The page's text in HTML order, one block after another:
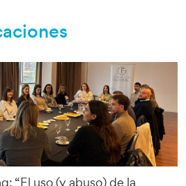
“El uso (y abuso) de la